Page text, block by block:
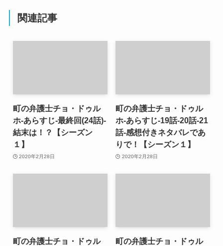
関連記事
町の弁護士チョ・ドゥル
ホ-あらすじ-最終回(24話)-
結末は！？【シーズン
１】
2020年2月28日
町の弁護士チョ・ドゥル
ホ-あらすじ-19話-20話-21
話-感想付きネタバレであ
りで！【シーズン１】
2020年2月28日
町の弁護士チョ・ドゥル
町の弁護士チョ・ドゥル